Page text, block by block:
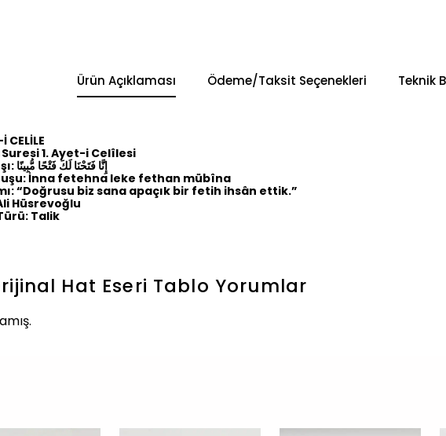
Ürün Açıklaması Ödeme/Taksit Seçenekleri Teknik
CELİLE
1. Ayet-i Celîlesi
Yazılışı: إِنَّا فَتَحْنَا لَكَ فَتْحًا مُّبِينًا
İnna fetehna leke fethan mübîna
“Doğrusu biz sana apaçık bir fetih ihsân ettik.”
Hüsrevoğlu
Talik
Hat Eseri Tablo Yorumlar